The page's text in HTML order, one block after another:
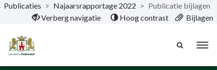
Naar hoofdinhoud
Publicaties > Najaarsrapportage 2022 > Publicatie bijlagen
Verberg navigatie
Hoog contrast Bijlagen